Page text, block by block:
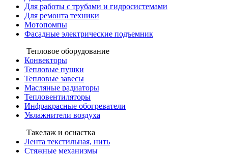
Для работы с трубами и гидросистемами
Для ремонта техники
Мотопомпы
Фасадные электрические подъемник
Тепловое оборудование
Конвекторы
Тепловые пушки
Тепловые завесы
Масляные радиаторы
Тепловентиляторы
Инфракрасные обогреватели
Увлажнители воздуха
Такелаж и оснастка
Лента текстильная, нить
Стяжные механизмы